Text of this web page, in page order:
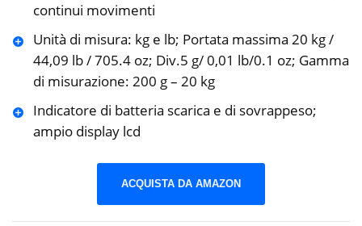
continui movimenti
Unità di misura: kg e lb; Portata massima 20 kg /
44,09 lb / 705.4 oz; Div.5 g/ 0,01 lb/0.1 oz; Gamma
di misurazione: 200 g – 20 kg
Indicatore di batteria scarica e di sovrappeso;
ampio display lcd
ACQUISTA DA AMAZON